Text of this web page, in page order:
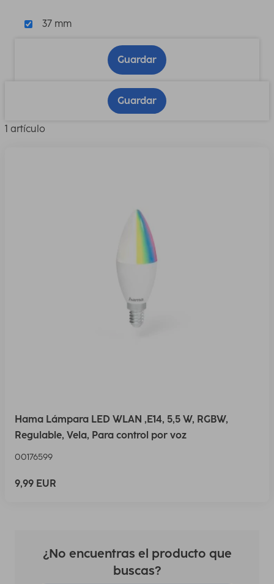
37 mm
Guardar
Guardar
1 artículo
Hama Lámpara LED WLAN ,E14, 5,5 W, RGBW,
Regulable, Vela, Para control por voz
00176599
9,99 EUR
¿No encuentras el producto que
buscas?